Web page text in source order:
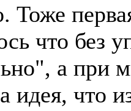
Тоже
что без
а при
идея, что